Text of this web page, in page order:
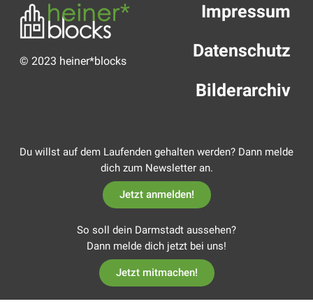
© 2023 heiner*blocks
Impressum
Datenschutz
Bilderarchiv
Du willst auf dem Laufenden gehalten werden? Dann melde
dich zum Newsletter an.
Jetzt anmelden!
So soll dein Darmstadt aussehen?
Dann melde dich jetzt bei uns!
Jetzt mitmachen!